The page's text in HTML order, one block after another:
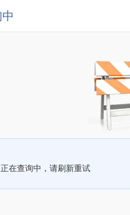
正在查询中，请刷新重试